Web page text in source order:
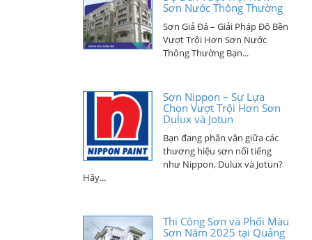
Sơn Giả Đá – Giải Pháp Độ Bền
Vượt Trội Hơn Sơn Nước
Thông Thường Bạn...
Chọn Vượt Trội Hơn Sơn
Dulux và Jotun
Bạn đang phân vân giữa các
thương hiệu sơn nổi tiếng
như Nippon, Dulux và Jotun?
Hãy...
Sơn Năm 2025 tại Quảng
Ngãi